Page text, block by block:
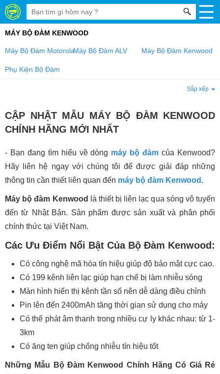
MÁY BỘ ĐÀM KENWOOD
Máy Bộ Đàm MotorolaMáy Bộ Đàm ALV Máy Bộ Đàm Kenwood
Phụ Kiện Bộ Đàm
Sắp xếp
CẬP NHẬT MẪU MÁY BỘ ĐÀM KENWOOD
CHÍNH HÃNG MỚI NHẤT
- Bạn đang tìm hiểu về dòng máy bộ đàm của Kenwood?
Hãy liên hệ ngay với chúng tôi để được giải đáp những
thông tin cần thiết liên quan đến máy bộ đàm Kenwood .
Máy bộ đàm Kenwood
là thiết bị liên lạc qua sóng vô tuyến
đến từ Nhật Bản. Sản phẩm được sản xuất và phân phối
chính thức tại Việt Nam.
Các Ưu Điểm Nổi Bật Của Bộ Đàm Kenwood:
Có công nghệ mã hóa tín hiệu giúp độ bảo mật cực cao.
Có 199 kênh liên lạc giúp hạn chế bị làm nhiễu sóng
Màn hình hiển thị kênh tần số nên dễ dàng điều chỉnh
Pin lên đến 2400mAh tăng thời gian sử dụng cho máy
Có thể phát âm thanh trong nhiều cự ly khác nhau: từ 1-
3km
Có ăng ten giúp chống nhiễu tín hiệu tốt
Những Mẫu Bộ Đàm Kenwood Chính Hãng Có Giá Rẻ